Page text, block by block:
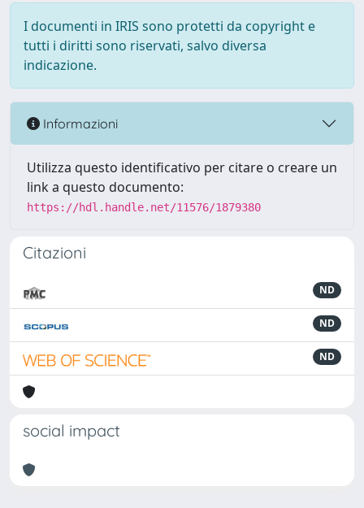
I documenti in IRIS sono protetti da copyright e
tutti i diritti sono riservati, salvo diversa
indicazione.
Informazioni
Utilizza questo identificativo per citare o creare un
link a questo documento:
https://hdl.handle.net/11576/1879380
Citazioni
ND
ND
ND
social impact